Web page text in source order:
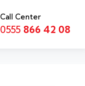
Call Center
0555 866 42 08